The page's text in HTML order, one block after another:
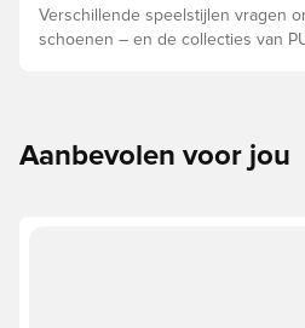
Verschillende speelstijlen vragen
schoenen – en de collecties van
Aanbevolen voor jou